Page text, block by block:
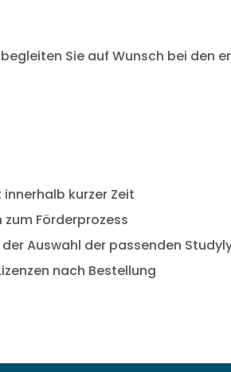
Sie auf Wunsch bei den
kurzer Zeit
Förderprozess
Auswahl der passenden
nach Bestellung